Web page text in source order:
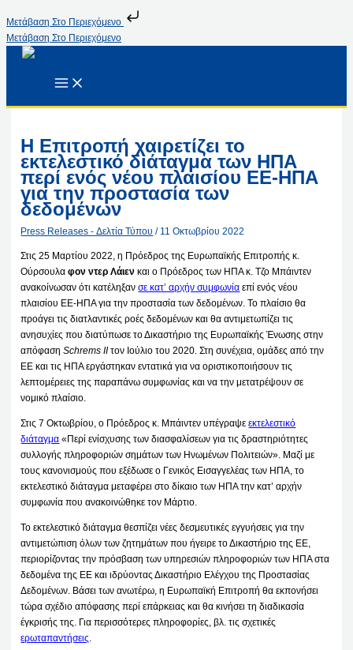
Μετάβαση Στο Περιεχόμενο
Μετάβαση Στο Περιεχόμενο
Η Επιτροπή χαιρετίζει το
εκτελεστικό διάταγμα των ΗΠΑ
περί ενός νέου πλαισίου ΕΕ-ΗΠΑ
για την προστασία των
δεδομένων
Press Releases - Δελτία Τύπου / 11 Οκτωβρίου 2022
Στις 25 Μαρτίου 2022, η Πρόεδρος της Ευρωπαϊκής Επιτροπής κ.
Ούρσουλαφον ντερ Λάιεν και ο Πρόεδρος των ΗΠΑ κ. Τζο Μπάιντεν
ανακοίνωσαν ότι κατέληξανσε κατ’ αρχήν συμφωνία επί ενός νέου
πλαισίου ΕΕ-ΗΠΑ για την προστασία των δεδομένων. Το πλαίσιο θα
προάγει τις διατλαντικές ροές δεδομένων και θα αντιμετωπίζει τις
ανησυχίες που διατύπωσε το Δικαστήριο της Ευρωπαϊκής Ένωσης στην
απόφασηSchrems IIτον Ιούλιο του 2020. Στη συνέχεια, ομάδες από την
ΕΕ και τις ΗΠΑ εργάστηκαν εντατικά για να οριστικοποιήσουν τις
λεπτομέρειες της παραπάνω συμφωνίας και να την μετατρέψουν σε
νομικό πλαίσιο.
Στις 7 Οκτωβρίου, ο Πρόεδρος κ. Μπάιντεν υπέγραψεεκτελεστικό
διάταγμα «Περί ενίσχυσης των διασφαλίσεων για τις δραστηριότητες
συλλογής πληροφοριών σημάτων των Ηνωμένων Πολιτειών». Μαζί με
τους κανονισμούς που εξέδωσε ο Γενικός Εισαγγελέας των ΗΠΑ, το
εκτελεστικό διάταγμα μεταφέρει στο δίκαιο των ΗΠΑ την κατ’ αρχήν
συμφωνία που ανακοινώθηκε τον Μάρτιο.
Το εκτελεστικό διάταγμα θεσπίζει νέες δεσμευτικές εγγυήσεις για την
αντιμετώπιση όλων των ζητημάτων που ήγειρε το Δικαστήριο της ΕΕ,
περιορίζοντας την πρόσβαση των υπηρεσιών πληροφοριών των ΗΠΑ στα
δεδομένα της ΕΕ και ιδρύοντας Δικαστήριο Ελέγχου της Προστασίας
Δεδομένων. Βάσει των ανωτέρω, η Ευρωπαϊκή Επιτροπή θα εκπονήσει
τώρα σχέδιο απόφασης περί επάρκειας και θα κινήσει τη διαδικασία
έγκρισής της. Για περισσότερες πληροφορίες, βλ. τις σχετικές
ερωταπαντήσεις.